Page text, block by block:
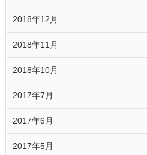
2018年12月
2018年11月
2018年10月
2017年7月
2017年6月
2017年5月